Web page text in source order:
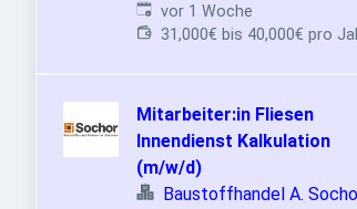
Veröffentlicht:
vor 1 Woche
31,000€ bis 40,000€ pro
Mitarbeiter:in Fliesen
Innendienst Kalkulation
(m/w/d)
Baustoffhandel A.